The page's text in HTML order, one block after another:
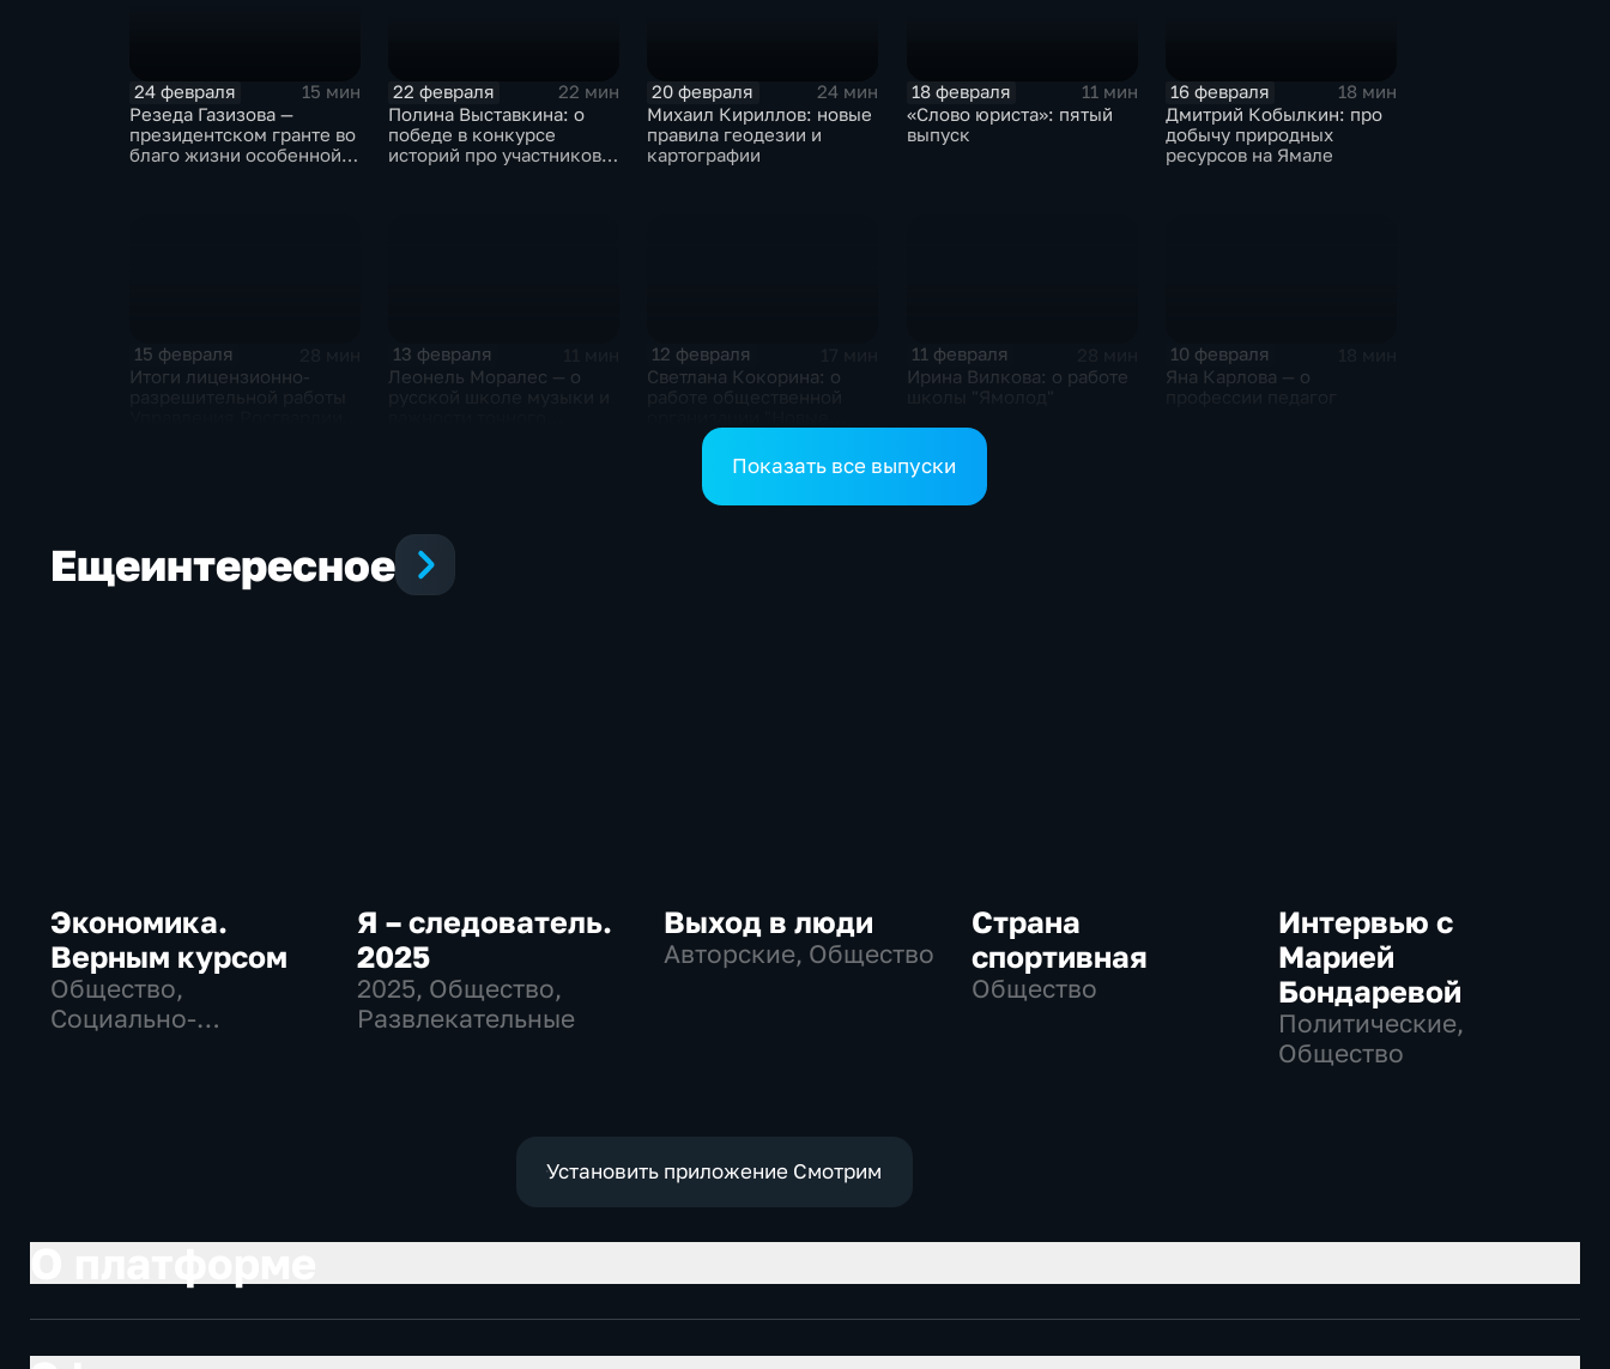
24 февраля
15 мин
Резеда Газизова —
президентском гранте во
благо жизни особенной
22 февраля
22 мин
Полина Выставкина: о
победе в конкурсе
историй про участников
20 февраля
24 мин
Михаил Кириллов: новые
правила геодезии и
картографии
18 февраля
11 мин
«Слово юриста»: пятый
выпуск
16 февраля
18 мин
Дмитрий Кобылкин: про
добычу природных
ресурсов на Ямале
15 февраля
Итоги лицензионно-
13 февраля
Леонель Моралес — о
12 февраля
Светлана Кокорина: о
горизонты"
11 февраля
Ирина Вилкова: о работе
10 февраля
Яна Карлова — о
Показать все выпуски
Ещеинтересное
Экономика.
Верным курсом
Общество,
Социально-
Я – следователь.
2025
2025, Общество,
Развлекательные
Выход в люди
Авторские, Общество
Страна
спортивная
Общество
Интервью с
Марией
Бондаревой
Политические,
Общество
Установить приложение Смотрим